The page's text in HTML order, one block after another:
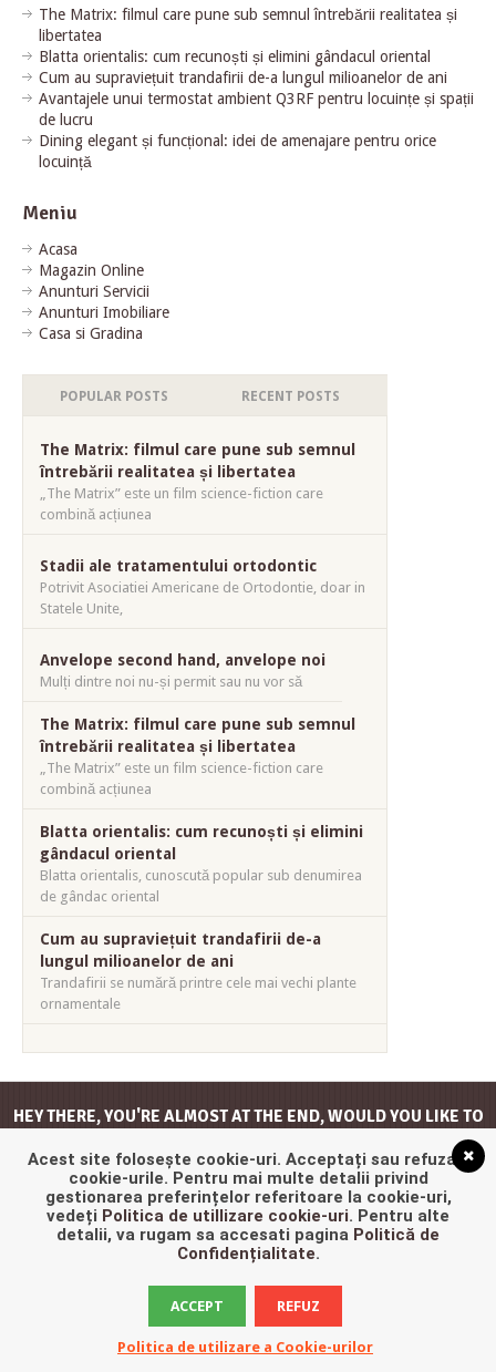
The Matrix: filmul care pune sub semnul întrebării realitatea și
libertatea
Blatta orientalis: cum recunoști și elimini gândacul oriental
Cum au supraviețuit trandafirii de-a lungul milioanelor de ani
Avantajele unui termostat ambient Q3RF pentru locuințe și spații
de lucru
Dining elegant și funcțional: idei de amenajare pentru orice
locuință
Meniu
Acasa
Magazin Online
Anunturi Servicii
Anunturi Imobiliare
Casa si Gradina
POPULAR POSTS RECENT POSTS
The Matrix: filmul care pune sub semnul
întrebării realitatea și libertatea
„The Matrix” este un film science-fiction care
combină acțiunea
Stadii ale tratamentului ortodontic
Potrivit Asociatiei Americane de Ortodontie, doar in
Statele Unite,
Anvelope second hand, anvelope noi
Mulți dintre noi nu-și permit sau nu vor să
The Matrix: filmul care pune sub semnul
întrebării realitatea și libertatea
„The Matrix” este un film science-fiction care
combină acțiunea
Blatta orientalis: cum recunoști și elimini
gândacul oriental
Blatta orientalis, cunoscută popular sub denumirea
de gândac oriental
Cum au supraviețuit trandafirii de-a
lungul milioanelor de ani
Trandafirii se numără printre cele mai vechi plante
ornamentale
HEY THERE, YOU'RE ALMOST AT THE END, WOULD YOU LIKE TO
Acest site folosește cookie-uri. Acceptați sau refuzați
cookie-urile. Pentru mai multe detalii privind
gestionarea preferințelor referitoare la cookie-uri,
vedeți Politica de utillizare cookie-uri. Pentru alte
detalii, va rugam sa accesati pagina Politică de
Confidențialitate.
ACCEPT REFUZ
Politica de utilizare a Cookie-urilor